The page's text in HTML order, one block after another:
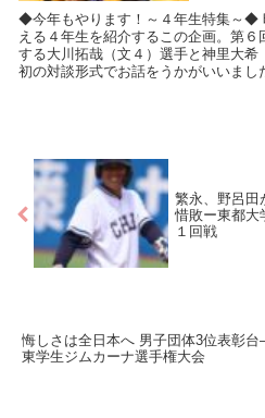
◆今年もやります！～４年生特集～◆
える４年生を紹介するこの企画。第
する大川拓哉（文４）選手と神里大
初の対談形式でお話をうかがいいまし
繁永、野呂田
惜敗ー東都
１回戦
悔しさは全日本へ 男子団体3位表彰
東学生ジムカーナ選手権大会